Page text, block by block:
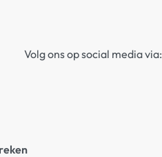
Volg ons op social media via: